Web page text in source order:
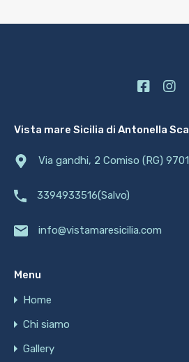
Vista mare Sicilia di Antonella
Via gandhi, 2 Comiso (RG)
3394933516(Salvo)
info@vistamaresicilia.com
Menu
Home
Chi siamo
Gallery